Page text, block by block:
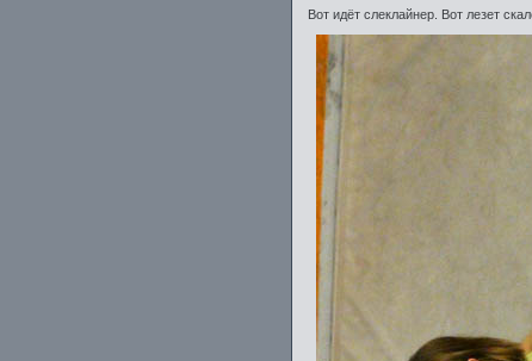
Вот идёт слеклайнер. Вот лезет